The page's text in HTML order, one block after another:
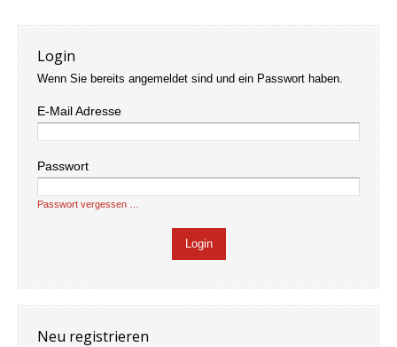
Login
Wenn Sie bereits angemeldet sind und ein Passwort haben.
E-Mail Adresse
Passwort
Passwort vergessen …
Neu registrieren